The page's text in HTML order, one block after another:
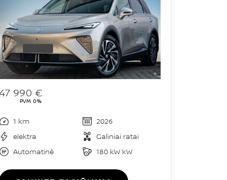
990 €
PVM 0%
1 km
2026
elektra
Galiniai ratai
Automatinė
180 kW kW